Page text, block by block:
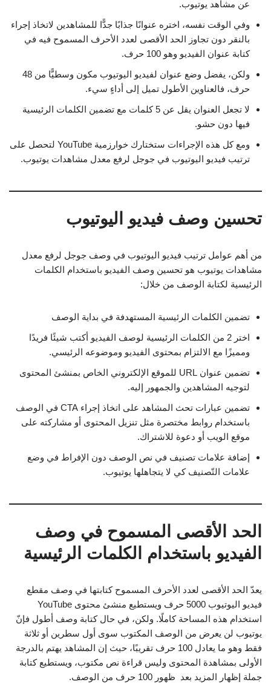
عن مشاهد يوتيوب.
وفي الوقت نفسه، اختره عنوانًا جذابًا جدًّا للمشاهدين لاتخاذ إجراء
بالنقر دون تجاوز الحد الأقصى لعدد الأحرف المسموح فيه في
كتابة عنوان الفيديو وهو 100 حرف.
ولكن، يفضل وضع عنوان لفيديو اليوتيوب مكون وسطيًّا من 48
حرف، فالعناوين الأطول تميل إلى أداءٍ سيء.
لا تجعل العنوان يقل عن 5 كلمات مع تضمين الكلمات الرئيسية
فيها دون حشو.
ومع كل هذه الإجراءات ستختارك خوارزمية YouTube لتحصل على
ترتيب فيديو اليوتيوب في جوجل لرفع معدل مشاهدات يوتيوب.
تحسين وصف فيديو اليوتيوب
من أهم عوامل ترتيب فيديو اليوتيوب في وصف جوجل لرفع معدل
مشاهدات يوتيوب هو تحسين وصف الفيديو باستخدام الكلمات
الرئيسية لكتابة الوصف من خلال:
تضمين الكلمات الرئيسية المستهدفة في بداية الوصف
اختر 2 من الكلمات الرئيسية لوصف الفيديو أكتب شيئًا فريدًا
ومميزًا مع الالتزام بمحتوى الفيديو وموضوعه الرئيسي.
تضمين عنوان URL للموقع الإلكتروني الخاص بمنشئ المحتوى
لتوجيه المشاهدين والجمهور إليه.
تضمين عبارات تحث المشاهد على اتخاذ إجراء CTA في الوصف
باستخدام روابط مختصرة مثل تنزيل المحتوى أو مشاركته على
موقع الويب أو دعوة للاشتراك.
إضافة علامات تصنيف في نص الوصف دون الإفراط في وضع
علامات التّصنيف كي لا يتجاهلها يوتيوب.
الحد الأقصى المسموح في وصف
الفيديو باستخدام الكلمات الرئيسية
يعدّ الحد الأقصى لعدد الأحرف المسموح كتابتها في وصف مقطع
فيديو اليوتيوب 5000 حرف ويستطيع منشئ محتوى YouTube
استخدام هذه المساحة كاملًا. ولكن، في حال كتابة وصف أطول فإنّ
يوتيوب لن يعرض من الوصف المكتوب سوى أول سطرين أو ثلاثة
فقط وهو ما يعادل 100 حرف تقريبًا، حيث إن المشاهد يهتم بالدرجة
الأولى بمشاهدة المحتوى وليس قراءة نص مكتوب، ويستطيع كتابة
جملة إظهار المزيد بعد ظهور 100 حرف من الوصف.